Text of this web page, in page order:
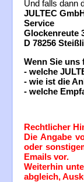
Rechtlicher
Die Angabe
oder
Emails vor.
Weiterhin
abgleich,
Und falls dann
JULTEC
Service
Glockenreute
D 78256
Wenn Sie
- welche
- wie ist die
- welche